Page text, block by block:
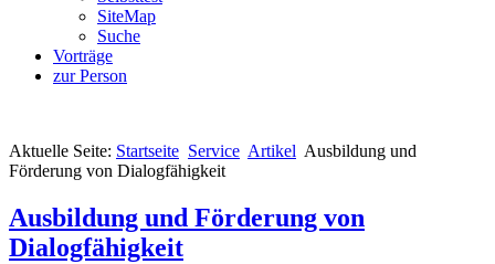
SiteMap
Suche
Vorträge
zur Person
Aktuelle Seite: Startseite Service Artikel Ausbildung und
Förderung von Dialogfähigkeit
Ausbildung und Förderung von
Dialogfähigkeit